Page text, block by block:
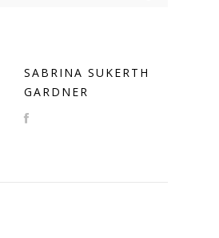
SABRINA SUKERTH
GARDNER